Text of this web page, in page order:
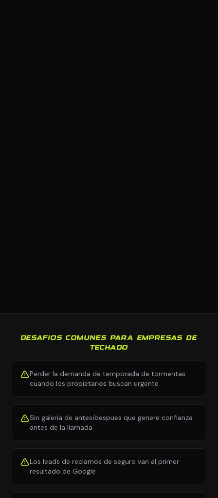
DESAFIOS COMUNES PARA EMPRESAS DE
TECHADO
Perder la demanda de temporada de tormentas
cuando los propietarios buscan urgente
Sin galeria de antes/despues que genere confianza
antes de la llamada
Los leads de reclamos de seguro van al primer
resultado de Google